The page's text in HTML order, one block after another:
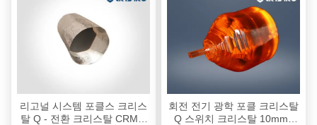
리고널 시스템 포클스 크리스
탈 Q - 전환 크리스탈 CRMQ
회전 전기 광학 포클 크리스탈
Q 스위치 크리스탈 10mm /